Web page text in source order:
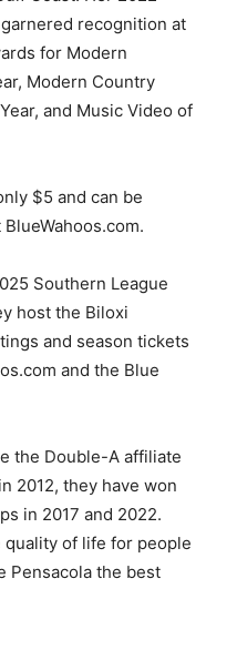
recognition at
for Modern
Modern Country
and Music Video of
$5 and can be
Southern League
host the Biloxi
and season tickets
and the Blue
the Double-A affiliate
2012, they have won
in 2017 and 2022.
of life for people
Pensacola the best